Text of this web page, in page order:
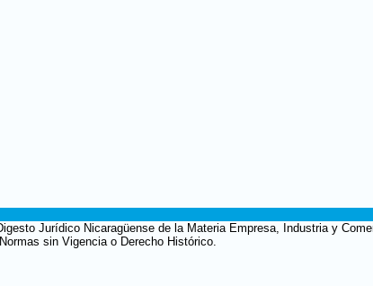
Jurídico Nicaragüense de la Materia Empresa, Industria y
sin Vigencia o Derecho Histórico.